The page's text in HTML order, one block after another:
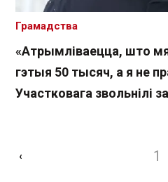
«Атрымліваецца, што
гэтыя 50 тысяч, а я не
Участковага звольнілі
Грамадства
‹ 1